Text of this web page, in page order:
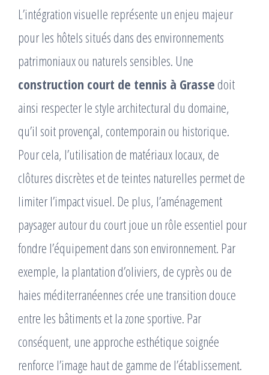
L’intégration visuelle représente un enjeu majeur
pour les hôtels situés dans des environnements
patrimoniaux ou naturels sensibles. Une
construction court de tennis à Grasse doit
ainsi respecter le style architectural du domaine,
qu’il soit provençal, contemporain ou historique.
Pour cela, l’utilisation de matériaux locaux, de
clôtures discrètes et de teintes naturelles permet de
limiter l’impact visuel. De plus, l’aménagement
paysager autour du court joue un rôle essentiel pour
fondre l’équipement dans son environnement. Par
exemple, la plantation d’oliviers, de cyprès ou de
haies méditerranéennes crée une transition douce
entre les bâtiments et la zone sportive. Par
conséquent, une approche esthétique soignée
renforce l’image haut de gamme de l’établissement.